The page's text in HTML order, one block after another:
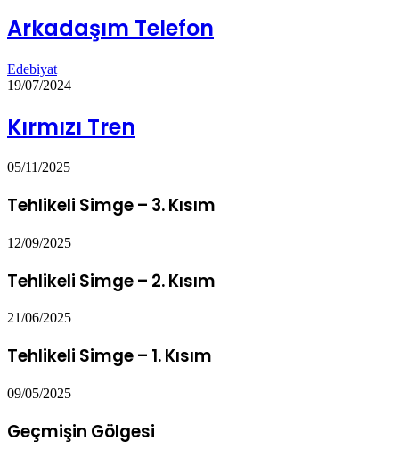
Arkadaşım Telefon
Edebiyat
19/07/2024
Kırmızı Tren
05/11/2025
Tehlikeli Simge – 3. Kısım
12/09/2025
Tehlikeli Simge – 2. Kısım
21/06/2025
Tehlikeli Simge – 1. Kısım
09/05/2025
Geçmişin Gölgesi